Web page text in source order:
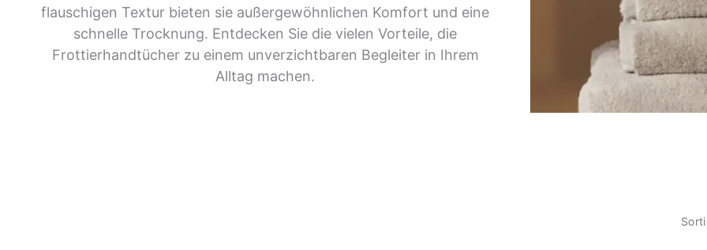
flauschigen Textur bieten sie außergewöhnlichen Komfort und eine
schnelle Trocknung. Entdecken Sie die vielen Vorteile, die
Frottierhandtücher zu einem unverzichtbaren Begleiter in Ihrem
Alltag machen.